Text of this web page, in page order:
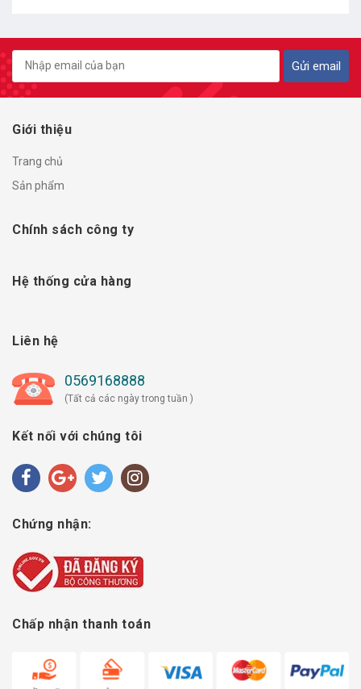
Gửi email
Giới thiệu
Trang chủ
Sản phẩm
Chính sách công ty
Hệ thống cửa hàng
Liên hệ
0569168888
(Tất cả các ngày trong tuần )
Kết nối với chúng tôi
Chứng nhận:
Chấp nhận thanh toán